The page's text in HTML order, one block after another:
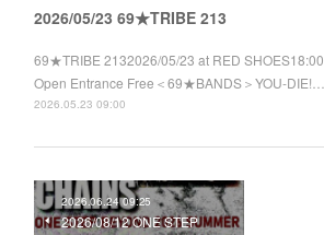
2026/05/23 69★TRIBE 213
69★TRIBE 2132026/05/23 at RED SHOES18:00
Open Entrance Free＜69★BANDS＞YOU-DIE!…
2026.05.23 09:00
2026.06.24 09:25
2026/08/12 ONE STEP